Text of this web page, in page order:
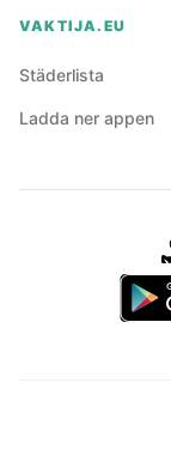
VAKTIJA.EU
Städerlista
Ladda ner appen